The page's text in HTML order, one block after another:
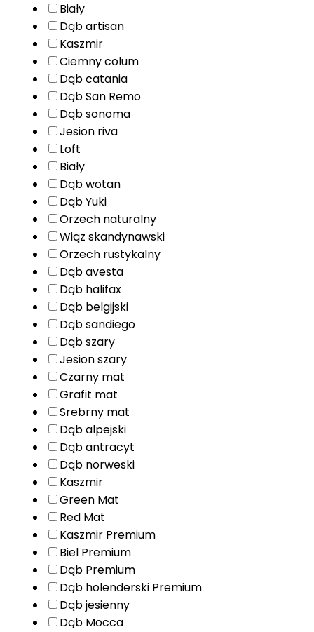
Biały
Dąb artisan
Kaszmir
Ciemny colum
Dąb catania
Dąb San Remo
Dąb sonoma
Jesion riva
Loft
Biały
Dąb wotan
Dąb Yuki
Orzech naturalny
Wiąz skandynawski
Orzech rustykalny
Dąb avesta
Dąb halifax
Dąb belgijski
Dąb sandiego
Dąb szary
Jesion szary
Czarny mat
Grafit mat
Srebrny mat
Dąb alpejski
Dąb antracyt
Dąb norweski
Kaszmir
Green Mat
Red Mat
Kaszmir Premium
Biel Premium
Dąb Premium
Dąb holenderski Premium
Dąb jesienny
Dąb Mocca